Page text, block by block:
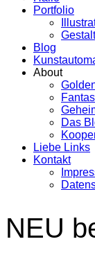
Portfolio
Blog
About
Das
Liebe Links
Kontakt
NEU